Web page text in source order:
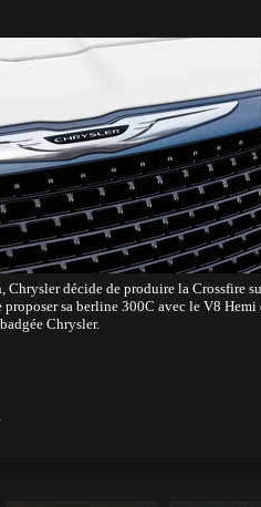
décide de produire la Crossfire
sa berline 300C avec le V8
Chrysler.